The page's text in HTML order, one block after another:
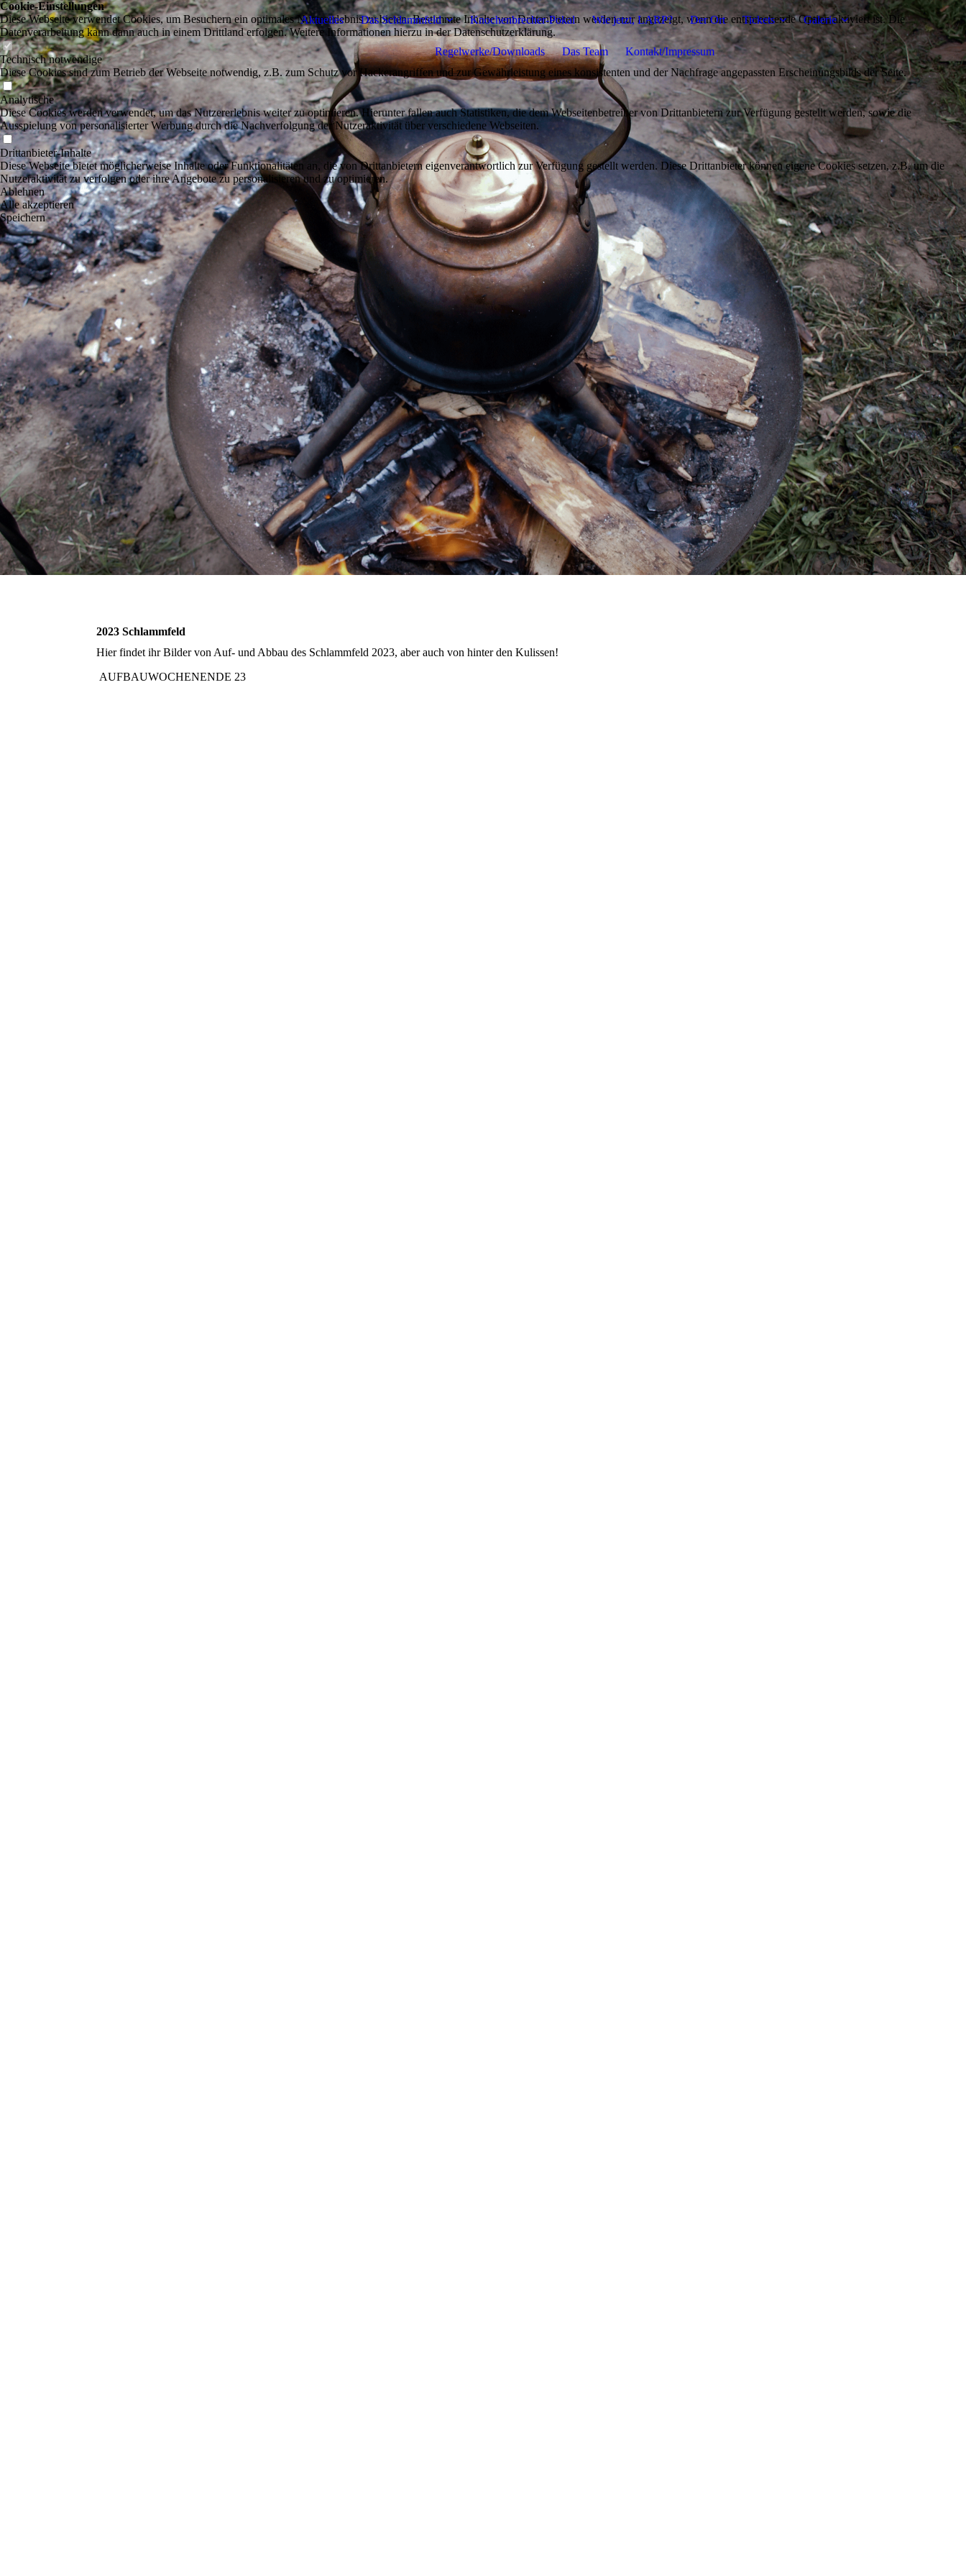
Aktuelles Das Schlammfeld Knochenbrecher-Pokal Wie jetzt, LARP? Der Ort Tickets Galerie
Regelwerke/Downloads Das Team Kontakt/Impressum
2023 Schlammfeld
Hier findet ihr Bilder von Auf- und Abbau des Schlammfeld 2023, aber auch von hinter den Kulissen!
AUFBAUWOCHENENDE 23
Cookie-Einstellungen
Diese Webseite verwendet Cookies, um Besuchern ein optimales Nutzererlebnis zu bieten. Bestimmte Inhalte von Drittanbietern werden nur angezeigt, wenn die entsprechende Option aktiviert ist. Die
Datenverarbeitung kann dann auch in einem Drittland erfolgen. Weitere Informationen hierzu in der Datenschutzerklärung.
Technisch notwendige
Diese Cookies sind zum Betrieb der Webseite notwendig, z.B. zum Schutz vor Hackerangriffen und zur Gewährleistung eines konsistenten und der Nachfrage angepassten Erscheinungsbilds der Seite.
Analytische
Diese Cookies werden verwendet, um das Nutzererlebnis weiter zu optimieren. Hierunter fallen auch Statistiken, die dem Webseitenbetreiber von Drittanbietern zur Verfügung gestellt werden, sowie die
Ausspielung von personalisierter Werbung durch die Nachverfolgung der Nutzeraktivität über verschiedene Webseiten.
Drittanbieter-Inhalte
Diese Webseite bietet möglicherweise Inhalte oder Funktionalitäten an, die von Drittanbietern eigenverantwortlich zur Verfügung gestellt werden. Diese Drittanbieter können eigene Cookies setzen, z.B. um die
Nutzeraktivität zu verfolgen oder ihre Angebote zu personalisieren und zu optimieren.
Ablehnen
Alle akzeptieren
Speichern